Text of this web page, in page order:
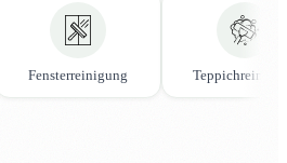
Fensterreinigung